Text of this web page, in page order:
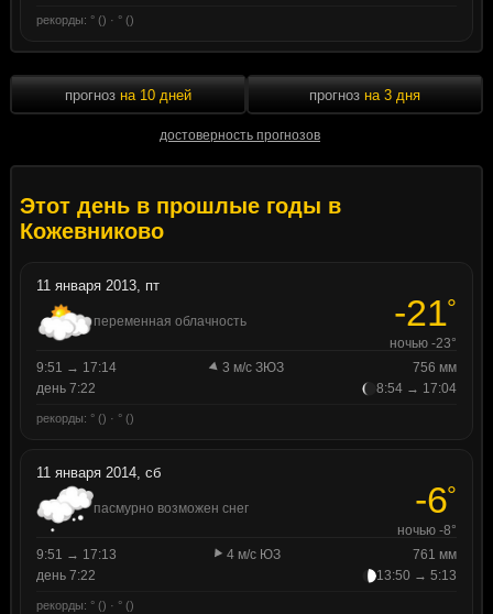
рекорды: ° () · ° ()
прогноз на 10 дней
достоверность прогнозов
прогноз на 3 дня
Этот день в прошлые годы в
Кожевниково
11 января 2013, пт
переменная облачность -21°
ночью -23°
9:51 → 17:14
3 м/с ЗЮЗ
756 мм
день 7:22
8:54 → 17:04
рекорды: ° () · ° ()
11 января 2014, сб
пасмурно возможен снег -6°
ночью -8°
9:51 → 17:13
4 м/с ЮЗ
761 мм
день 7:22
13:50 → 5:13
рекорды: ° () · ° ()